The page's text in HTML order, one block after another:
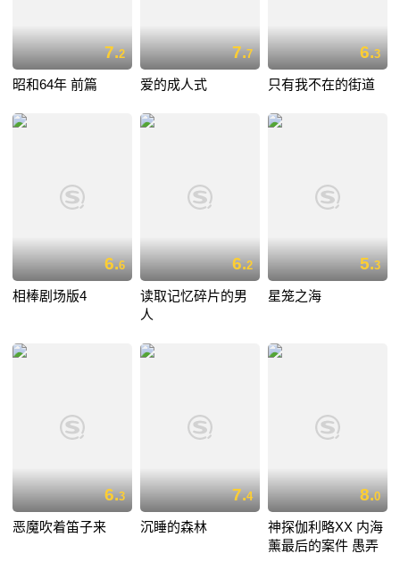
7.2
昭和64年 前篇
7.7
爱的成人式
6.3
只有我不在的街道
6.6
相棒剧场版4
6.2
读取记忆碎片的男
人
5.3
星笼之海
6.3
恶魔吹着笛子来
7.4
沉睡的森林
8.0
神探伽利略XX 内海
薰最后的案件 愚弄